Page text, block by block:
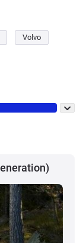
Volvo